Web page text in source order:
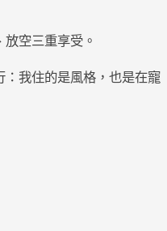
空三重享受。
我住的是風格，也是在寵